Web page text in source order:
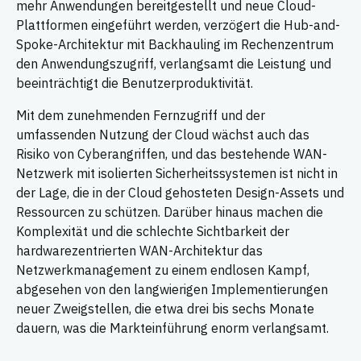
mehr Anwendungen bereitgestellt und neue Cloud-
Plattformen eingeführt werden, verzögert die Hub-and-
Spoke-Architektur mit Backhauling im Rechenzentrum
den Anwendungszugriff, verlangsamt die Leistung und
beeinträchtigt die Benutzerproduktivität.
Mit dem zunehmenden Fernzugriff und der
umfassenden Nutzung der Cloud wächst auch das
Risiko von Cyberangriffen, und das bestehende WAN-
Netzwerk mit isolierten Sicherheitssystemen ist nicht in
der Lage, die in der Cloud gehosteten Design-Assets und
Ressourcen zu schützen. Darüber hinaus machen die
Komplexität und die schlechte Sichtbarkeit der
hardwarezentrierten WAN-Architektur das
Netzwerkmanagement zu einem endlosen Kampf,
abgesehen von den langwierigen Implementierungen
neuer Zweigstellen, die etwa drei bis sechs Monate
dauern, was die Markteinführung enorm verlangsamt.